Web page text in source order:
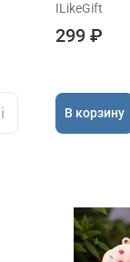
ILikeGift
299 ₽
В корзину